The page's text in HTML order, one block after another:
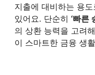
지출에 대비하는 용
있어요. 단순히 ‘빠른
의 상환 능력을 고려해
이 스마트한 금융 생